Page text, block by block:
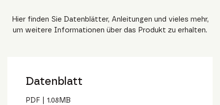
Hier finden Sie Datenblätter, Anleitungen und vieles mehr,
um weitere Informationen über das Produkt zu erhalten.
Datenblatt
PDF 1.08 MB